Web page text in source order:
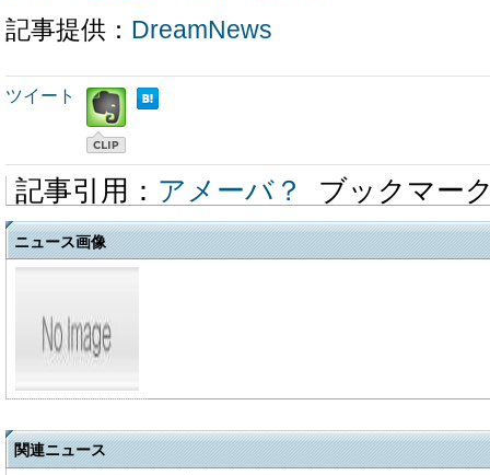
記事提供： DreamNews
ツイート
記事引用： アメーバ？ ブックマー
ニュース画像
関連ニュース